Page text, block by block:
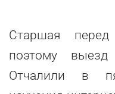
Старшая перед
поэтому
Отчалили в